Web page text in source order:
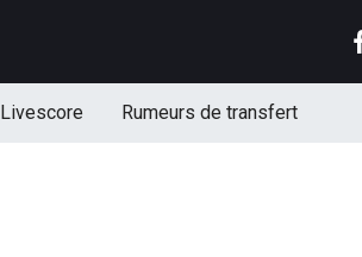
Livescore Rumeurs de transfert